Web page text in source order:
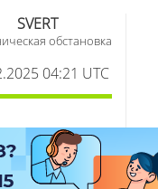
SVERT
обстановка
04:21 UTC